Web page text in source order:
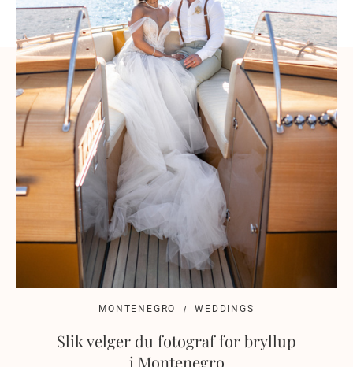
MONTENEGRO WEDDINGS
Slik velger du fotograf for bryllup
i Montenegro